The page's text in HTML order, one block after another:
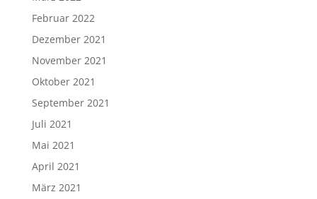
Februar 2022
Dezember 2021
November 2021
Oktober 2021
September 2021
Juli 2021
Mai 2021
April 2021
März 2021